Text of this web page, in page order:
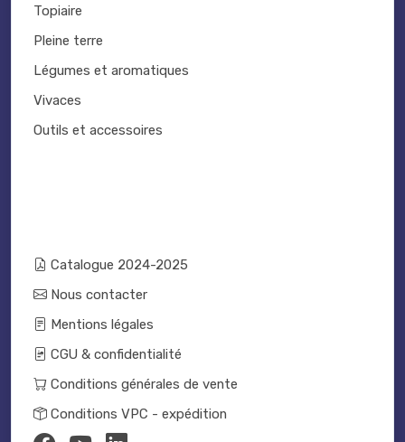
Topiaire
Pleine terre
Légumes et aromatiques
Vivaces
Outils et accessoires
Catalogue 2024-2025
Nous contacter
Mentions légales
CGU & confidentialité
Conditions générales de vente
Conditions VPC - expédition